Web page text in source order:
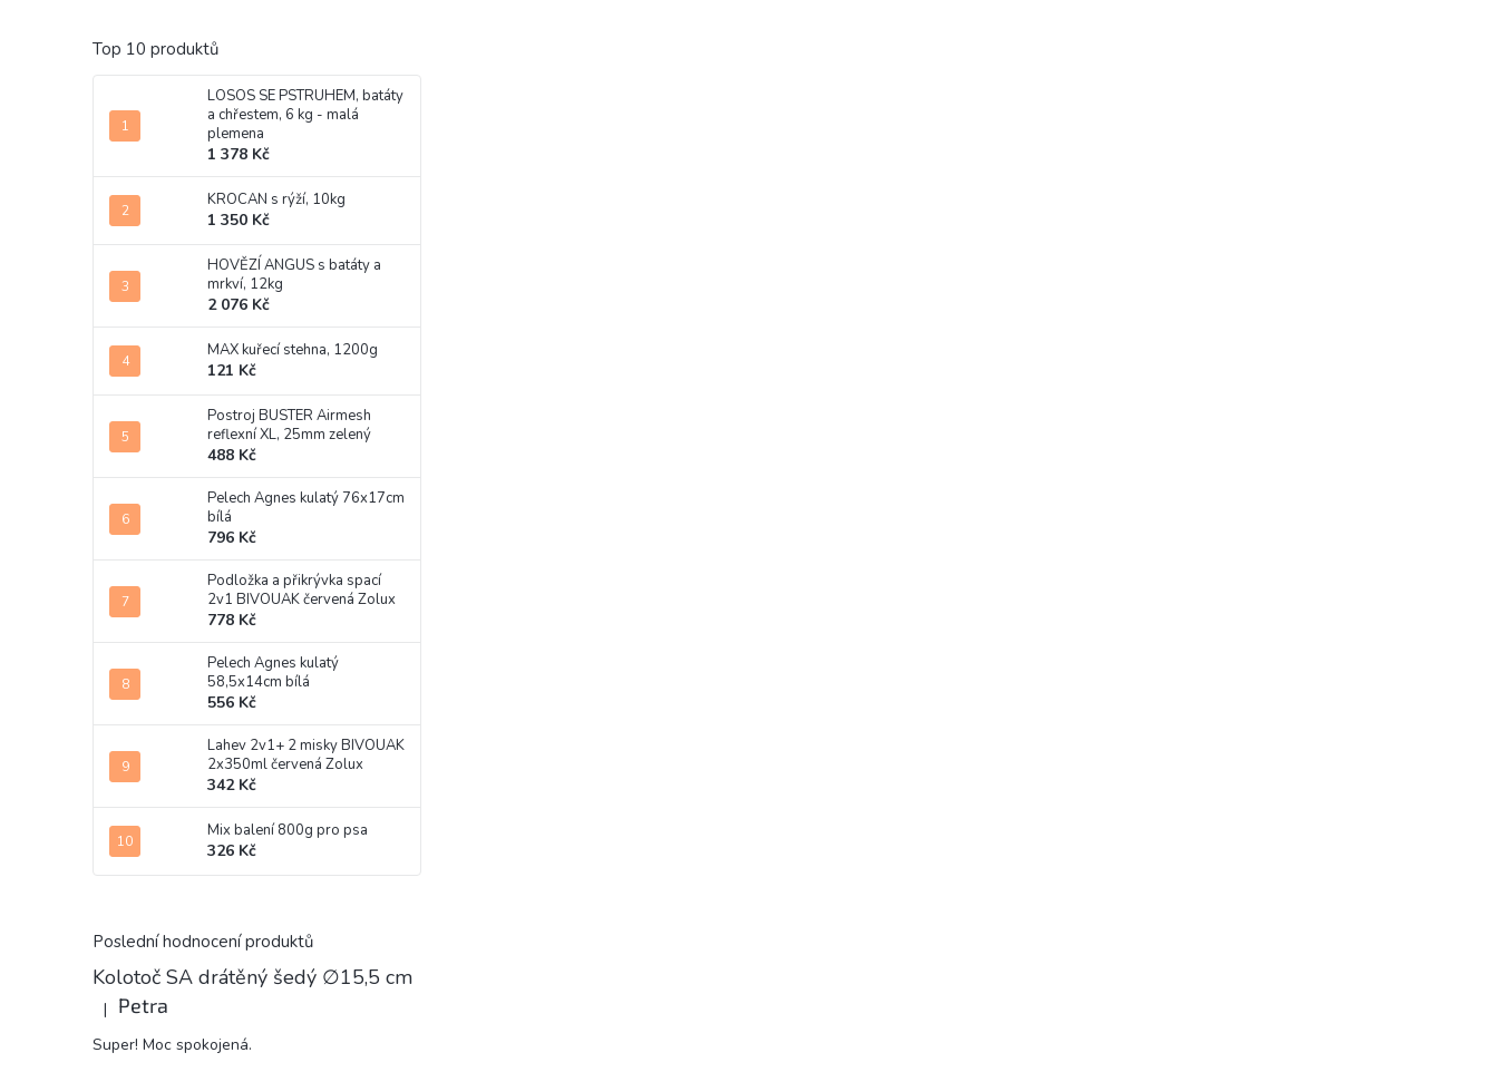
Top 10 produktů
LOSOS SE PSTRUHEM, batáty
a chřestem, 6 kg - malá
plemena
1 378 Kč
KROCAN s rýží, 10kg
1 350 Kč
HOVĚZÍ ANGUS s batáty a
mrkví, 12kg
2 076 Kč
MAX kuřecí stehna, 1200g
121 Kč
Postroj BUSTER Airmesh
reflexní XL, 25mm zelený
488 Kč
Pelech Agnes kulatý 76x17cm
bílá
796 Kč
Podložka a přikrývka spací
2v1 BIVOUAK červená Zolux
778 Kč
Pelech Agnes kulatý
58,5x14cm bílá
556 Kč
Lahev 2v1+ 2 misky BIVOUAK
2x350ml červená Zolux
342 Kč
Mix balení 800g pro psa
326 Kč
Poslední hodnocení produktů
Kolotoč SA drátěný šedý ∅15,5 cm
Hodnocení produktu je 5 z 5 hvězdiček.
| Petra
Super! Moc spokojená.